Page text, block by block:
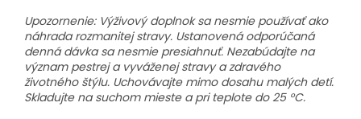
Upozornenie: Výživový doplnok sa nesmie používať ako
náhrada rozmanitej stravy. Ustanovená odporúčaná
denná dávka sa nesmie presiahnuť. Nezabúdajte na
význam pestrej a vyváženej stravy a zdravého
životného štýlu. Uchovávajte mimo dosahu malých detí.
Skladujte na suchom mieste a pri teplote do 25 °C.